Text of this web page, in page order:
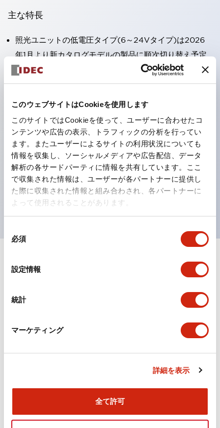
このウェブサイトはCookieを使用します
このサイトではCookieを使って、ユーザーに合わせたコ
ンテンツや広告の表示、トラフィックの分析を行ってい
ます。またユーザーによるサイトの利用状況についても
情報を収集し、ソーシャルメディアや広告配信、データ
解析の各サードパーティに情報を共有しています。ここ
で収集された情報は、ユーザーが各パートナーに提供し
た際に収集された情報と組み合わされ、各パートナーに
よって使用されることがあります。
必須
設定情報
統計
マーケティング
詳細を表示
全て許可
主な特長
照光ユニットの低電圧タイプ(6～24Vタイプ)は2026
年1月より新カタログモデルの製品に順次切り替え予定
高電圧タイプのLED球が搭載可能になり、ダイレクト
タイプの定格使用電圧が最大240Vまで対応可能になり
ました。
プを除く）
丸形圧着端子の配線工数を大幅に削減。
ひとつで6色の役をこなすLED球（LSRD球）。これま
で色ごとに分かれていたLED球を、1色のLED球で各色
を表現できるようにしました。
UL、CSA、TÜV、CCC認証品。（一部機種は除く）
ドキュメントとファイル
カタログ
版）（日本語）
TWSシリーズ コントロールユニット（2025年6月